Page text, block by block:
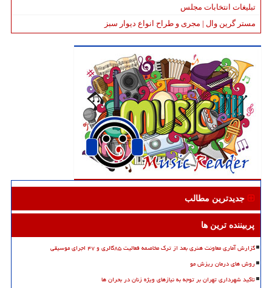
تبلیغات انتخابات مجلس
مستر گرین وال | مجری و طراح انواع دیوار سبز
جدیدترین مطالب
پربیننده ترین ها
گزارش آماری معاونت هنری بعد از ترک مخاصمه فعالیت ۸۵گالری و ۴۷ اجرای موسیقی
روش های درمان ریزش مو
تاکید شهرداری تهران بر توجه به نیازهای ویژه زنان در بحران ها